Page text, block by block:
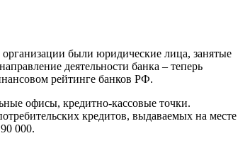
были юридические лица, занятые
деятельности банка – теперь
рейтинге банков РФ.
офисы, кредитно-кассовые точки.
кредитов, выдаваемых на месте
000.